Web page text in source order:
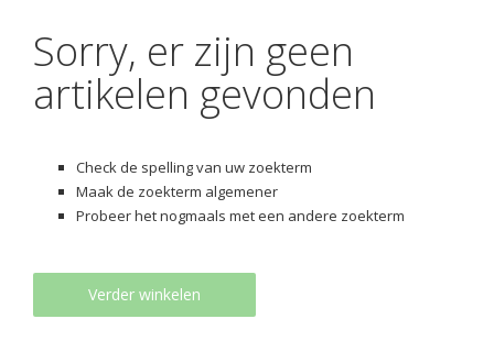
Sorry, er zijn geen
artikelen gevonden
Check de spelling van uw zoekterm
Maak de zoekterm algemener
Probeer het nogmaals met een andere zoekterm
Verder winkelen